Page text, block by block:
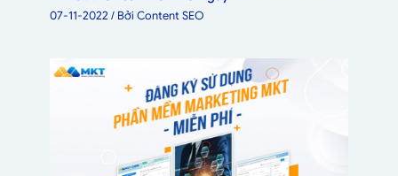
07-11-2022/ BởiContent SEO